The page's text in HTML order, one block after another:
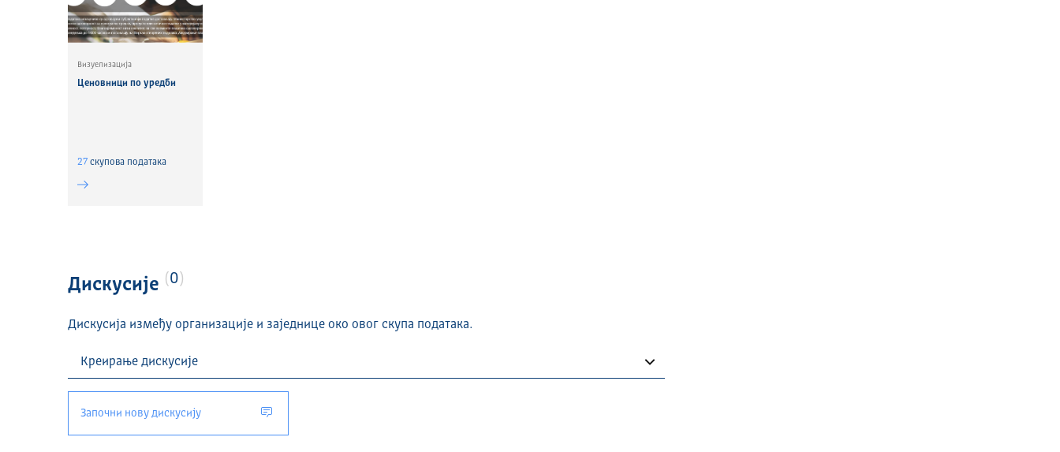
Визуелизација
Ценовници по уредби
27 скуповa података
Дискусије 0
Дискусија између организације и заједнице око овог скупа података.
Започни нову дискусију